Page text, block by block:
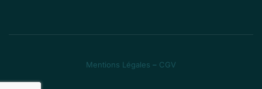
Mentions Légales – CGV